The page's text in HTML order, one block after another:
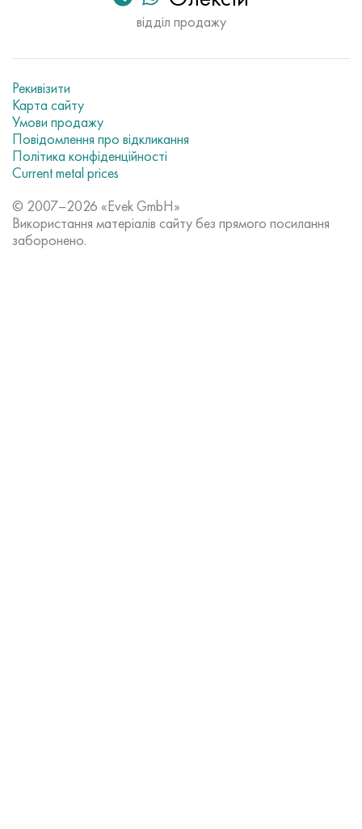
відділ продажу
Рекивізити
Карта сайту
Умови продажу
Повідомлення про відкликання
Політика конфіденційності
Current metal prices
© 2007–2026 «Evek GmbH»
Використання матеріалів сайту без прямого посилання
заборонено.